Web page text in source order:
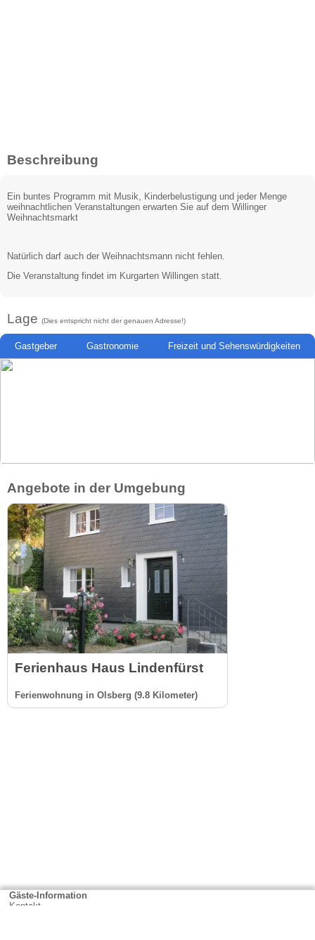
Beschreibung
Ein buntes Programm mit Musik, Kinderbelustigung und jeder Menge
weihnachtlichen Veranstaltungen erwarten Sie auf dem Willinger
Weihnachtsmarkt
Natürlich darf auch der Weihnachtsmann nicht fehlen.
Die Veranstaltung findet im Kurgarten Willingen statt.
Lage (Dies entspricht nicht der genauen Adresse!)
Gastgeber Gastronomie Freizeit und Sehenswürdigkeiten
Angebote in der Umgebung
Ferienhaus Haus Lindenfürst
Ferienwohnung in Olsberg (9.8 Kilometer)
Gäste-Information
Kontakt